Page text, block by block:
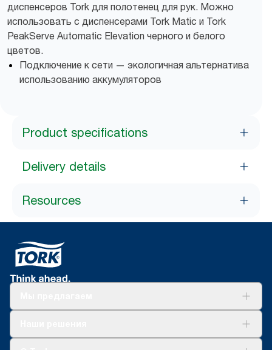
диспенсеров Tork для полотенец для рук. Можно
использовать с диспенсерами Tork Matic и Tork
PeakServe Automatic Elevation черного и белого
цветов.
Подключение к сети — экологичная альтернатива
использованию аккумуляторов
Product specifications
Delivery details
Resources